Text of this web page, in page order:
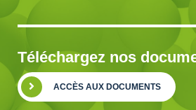
Téléchargez nos
ACCÈS AUX DOCUMENTS